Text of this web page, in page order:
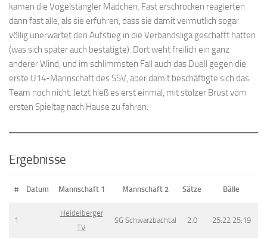
kamen die Vogelstängler Mädchen. Fast erschrocken reagierten
dann fast alle, als sie erfuhren, dass sie damit vermutlich sogar
völlig unerwartet den Aufstieg in die Verbandsliga geschafft hatten
(was sich später auch bestätigte). Dort weht freilich ein ganz
anderer Wind, und im schlimmsten Fall auch das Duell gegen die
erste U14-Mannschaft des SSV, aber damit beschäftigte sich das
Team noch nicht. Jetzt hieß es erst einmal, mit stolzer Brust vom
ersten Spieltag nach Hause zu fahren.
Ergebnisse
# Datum Mannschaft 1 Mannschaft 2 Sätze Bälle
1
Heidelberger
TV
SG Schwarzbachtal 2:0 25:22 25:19